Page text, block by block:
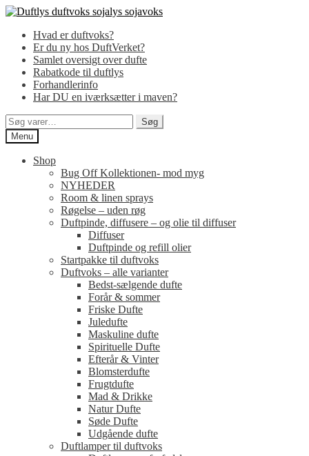
Spring
navigation
Spring
indholdHvad er duftvoks?
Er du ny hos DuftVerket?
Samlet oversigt over dufte
Rabatkode til duftlys
Forhandlerinfo
Har DU en iværksætter i maven?
Søg
efter:
Søg
Menu
Shop
Bug Off Kollektionen- mod myg
NYHEDER
Room & linen sprays
Røgelse – uden røg
Duftpinde, diffusere – og olie til diffuser
Diffuser
Duftpinde og refill olier
Startpakke til duftvoks
Duftvoks – alle varianter
Bedst-sælgende dufte
Forår & sommer
Friske Dufte
Juledufte
Maskuline dufte
Spirituelle Dufte
Efterår & Vinter
Blomsterdufte
Frugtdufte
Mad & Drikke
Natur Dufte
Søde Dufte
Udgående dufte
Duftlamper til duftvoks